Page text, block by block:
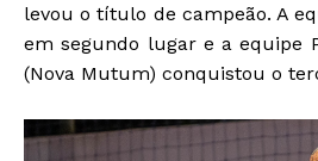
levou o título de campeão. A
em segundo lugar e a equipe
(Nova Mutum) conquistou o